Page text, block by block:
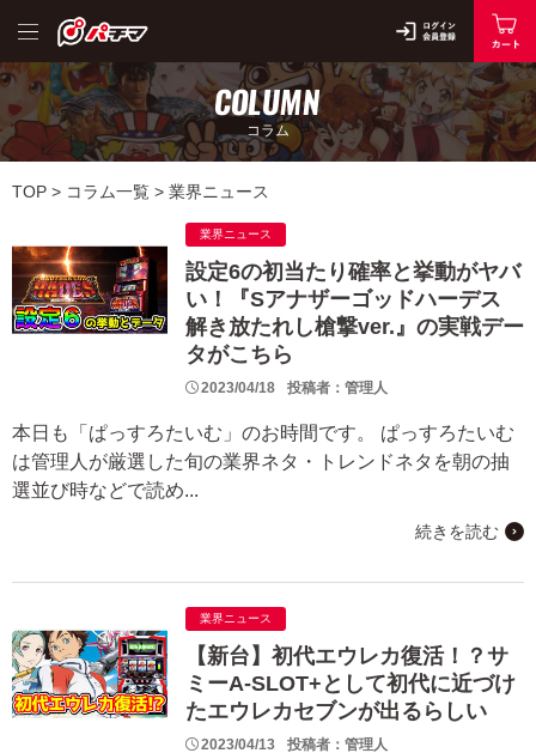
COLUMN
コラム
TOP > コラム一覧 > 業界ニュース
業界ニュース
設定6の初当たり確率と挙動がヤバ
い！『Sアナザーゴッドハーデス
解き放たれし槍撃ver.』の実戦デー
タがこちら
2023/04/18 投稿者：管理人
本日も「ぱっすろたいむ」のお時間です。 ぱっすろたいむ
は管理人が厳選した旬の業界ネタ・トレンドネタを朝の抽
選並び時などで読め...
続きを読む
業界ニュース
【新台】初代エウレカ復活！？サ
ミーA-SLOT+として初代に近づけ
たエウレカセブンが出るらしい
2023/04/13 投稿者：管理人